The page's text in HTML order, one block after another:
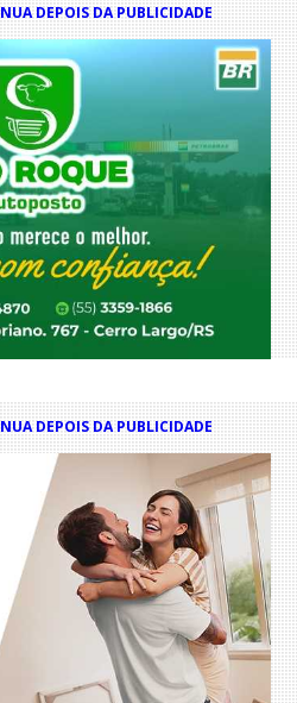
DEPOIS DA PUBLICIDADE
DEPOIS DA PUBLICIDADE